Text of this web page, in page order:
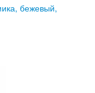
бежевый,